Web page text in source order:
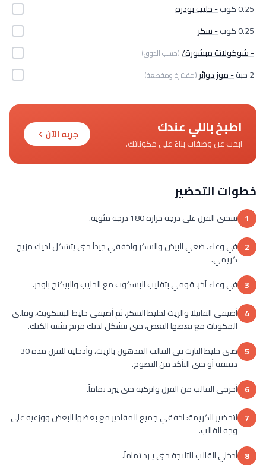
0.25 كوب
- حليب بودرة
0.25 كوب
- سكر
- شوكولاتة مبشورة/(حسب الذوق)
2 حبة - موز دوائر (مقشرة ومقطعة)
اطبخ باللي عندك
ابحث عن وصفات بناءً على مكوناتك.
جربه الآن
خطوات التحضير
1 سخني الفرن على درجة حرارة 180 درجة مئوية.
2 في وعاء، ضعي البيض والسكر واخفقي جيداً حتى يتشكل لديك مزيج
كريمي.
3 في وعاء آخر، قومي بتقليب البسكوت مع الحليب والبيكنج باودر.
4 أضيفي الفانيلا والزيت لخليط السكر، ثم أضيفي خليط البسكويت، وقلبي
المكونات مع بعضها البعض، حتى يتشكل لديك مزيج يشبه الكيك.
5
صبي خليط التارت في القالب المدهون بالزيت، وأدخليه للفرن مدة 30
دقيقة أو حتى التأكد من النضوج.
6 أخرجي القالب من الفرن واتركيه حتى يبرد تماماً.
7 لتحضير الكريمة: اخفقي جميع المقادير مع بعضها البعض ووزعيه على
وجه القالب.
8 أدخلي القالب للثلاجة حتى يبرد تماماً.